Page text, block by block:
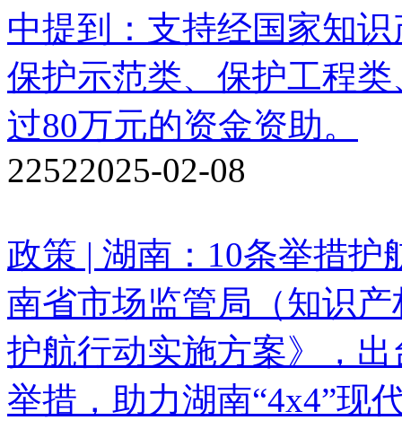
中提到：支持经国家知
保护示范类、保护工程
过80万元的资金资助。
22522025-02-08
政策 | 湖南：10条举措护
南省市场监管局（知识
护航行动实施方案》，
举措，助力湖南“4x4”现